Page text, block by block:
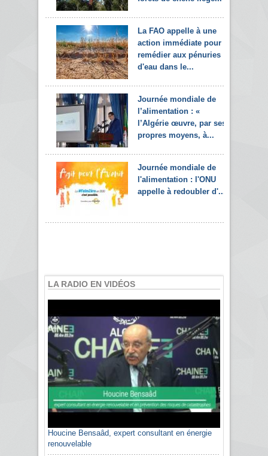
La FAO appelle à une
action immédiate pour
remédier aux pénuries
d'eau dans le...
Journée mondiale de
l’alimentation : «
l’Algérie œuvre, par ses
propres moyens, à...
Journée mondiale de
l'alimentation : l'ONU
appelle à redoubler d'...
LA RADIO EN VIDÉOS
Houcine Bensaâd, expert consultant en énergie
renouvelable